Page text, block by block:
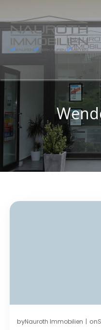
byNauroth Immobilien | on